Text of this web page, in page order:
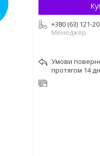
+380 (63) 121-
Менеджер
протягом 14